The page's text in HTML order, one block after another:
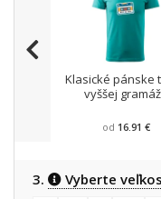
Klasické pánske
vyššej
od 16.91 €
3. Vyberte